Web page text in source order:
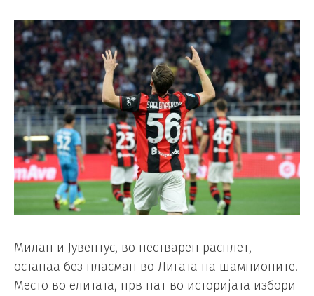
Милан и Јувентус, во нестварен расплет,
останаа без пласман во Лигата на шампионите.
Место во елитата, прв пат во историјата избори